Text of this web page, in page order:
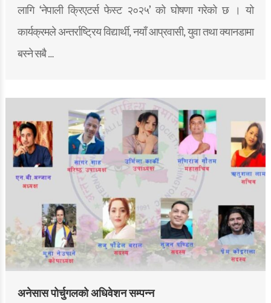
लागि ‘नेपाली क्रिएटर्स फेस्ट २०२५’ को घोषणा गरेको छ । यो
कार्यक्रमले अन्तर्राष्ट्रिय विद्यार्थी, नयाँ आप्रवासी, युवा तथा क्यानडामा
बस्ने सबै …
अनेसास पोर्चुगलको अधिवेशन सम्पन्न